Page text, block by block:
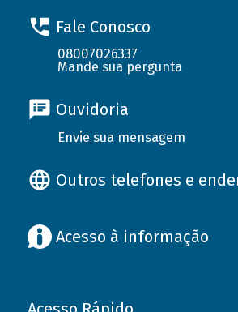
Fale Conosco
08007026337
Mande sua pergunta
Ouvidoria
Envie sua mensagem
Outros telefones e
Acesso à informação